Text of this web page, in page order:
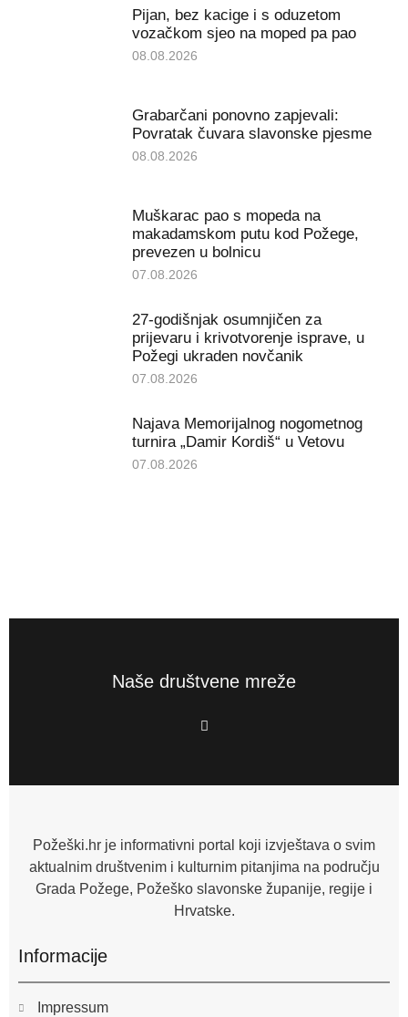
Pijan, bez kacige i s oduzetom
vozačkom sjeo na moped pa pao
08.08.2026
Grabarčani ponovno zapjevali:
Povratak čuvara slavonske pjesme
08.08.2026
Muškarac pao s mopeda na
makadamskom putu kod Požege,
prevezen u bolnicu
07.08.2026
27-godišnjak osumnjičen za
prijevaru i krivotvorenje isprave, u
Požegi ukraden novčanik
07.08.2026
Najava Memorijalnog nogometnog
turnira „Damir Kordiš“ u Vetovu
07.08.2026
Naše društvene mreže
F
a
o
f
Požeški.hr je informativni portal koji izvještava o svim
aktualnim društvenim i kulturnim pitanjima na području
Grada Požege, Požeško slavonske županije, regije i
Hrvatske.
Informacije
Impressum